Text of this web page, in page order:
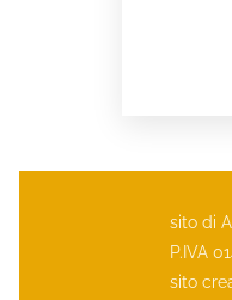
sito di
P.IVA
sito